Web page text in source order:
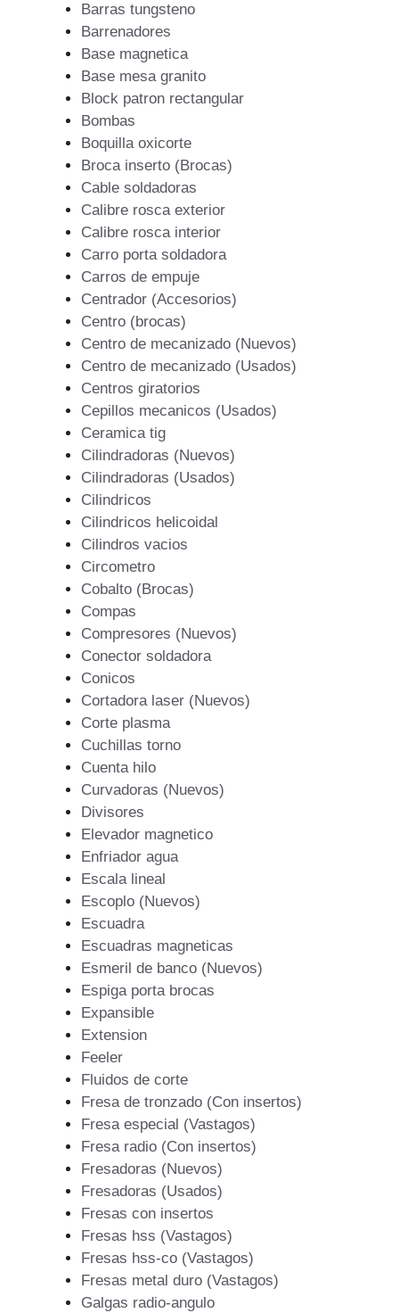
Barras tungsteno
Barrenadores
Base magnetica
Base mesa granito
Block patron rectangular
Bombas
Boquilla oxicorte
Broca inserto (Brocas)
Cable soldadoras
Calibre rosca exterior
Calibre rosca interior
Carro porta soldadora
Carros de empuje
Centrador (Accesorios)
Centro (brocas)
Centro de mecanizado (Nuevos)
Centro de mecanizado (Usados)
Centros giratorios
Cepillos mecanicos (Usados)
Ceramica tig
Cilindradoras (Nuevos)
Cilindradoras (Usados)
Cilindricos
Cilindricos helicoidal
Cilindros vacios
Circometro
Cobalto (Brocas)
Compas
Compresores (Nuevos)
Conector soldadora
Conicos
Cortadora laser (Nuevos)
Corte plasma
Cuchillas torno
Cuenta hilo
Curvadoras (Nuevos)
Divisores
Elevador magnetico
Enfriador agua
Escala lineal
Escoplo (Nuevos)
Escuadra
Escuadras magneticas
Esmeril de banco (Nuevos)
Espiga porta brocas
Expansible
Extension
Feeler
Fluidos de corte
Fresa de tronzado (Con insertos)
Fresa especial (Vastagos)
Fresa radio (Con insertos)
Fresadoras (Nuevos)
Fresadoras (Usados)
Fresas con insertos
Fresas hss (Vastagos)
Fresas hss-co (Vastagos)
Fresas metal duro (Vastagos)
Galgas radio-angulo